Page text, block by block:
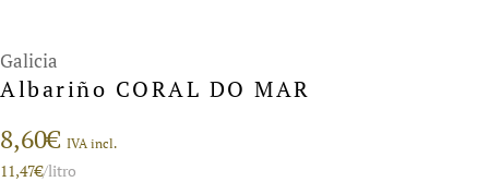
Galicia
Albariño CORAL DO MAR
8,60€ IVA incl.
11,47€/litro